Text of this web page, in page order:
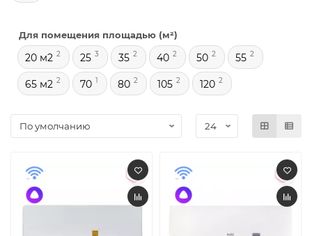
Для помещения площадью (м²)
20 м2 2 25 3 35 2 40 2 50 2 55 2
65 м2 2 70 1 80 2 105 2 120 2